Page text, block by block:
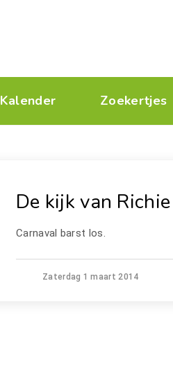
Kalender Zoekertjes
De kijk van Richie
Carnaval barst los.
Zaterdag 1 maart 2014